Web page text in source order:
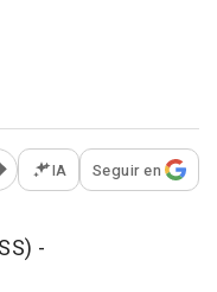
opciones para
IA Seguir en
-